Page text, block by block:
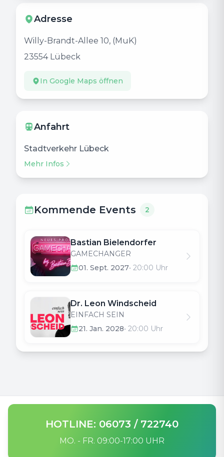
Adresse
Willy-Brandt-Allee 10, (MuK)
23554 Lübeck
In Google Maps öffnen
Anfahrt
Stadtverkehr Lübeck
Mehr Infos
Kommende Events 2
Bastian Bielendorfer
GAMECHANGER
01. Sept. 2027• 20:00 Uhr
Dr. Leon Windscheid
EINFACH SEIN
21. Jan. 2028• 20:00 Uhr
HOTLINE: 06073 / 722740
MO. - FR. 09:00-17:00 UHR